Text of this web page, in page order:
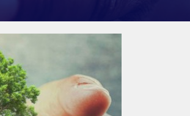
تلفن
کانال تلگرام
کانال بله